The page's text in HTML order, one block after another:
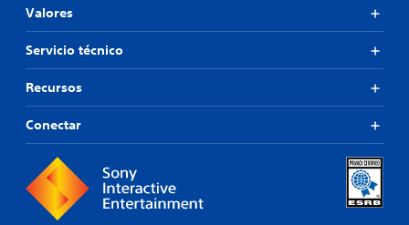
Valores
Servicio técnico
Recursos
Conectar